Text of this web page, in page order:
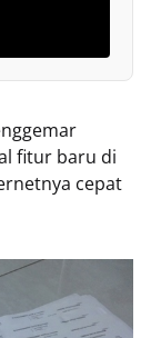
fitur baru di
cepat